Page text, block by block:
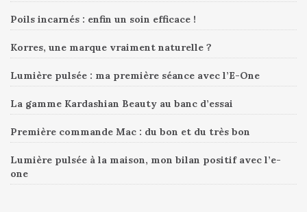
Poils incarnés : enfin un soin efficace !
Korres, une marque vraiment naturelle ?
Lumière pulsée : ma première séance avec l’E-One
La gamme Kardashian Beauty au banc d’essai
Première commande Mac : du bon et du très bon
Lumière pulsée à la maison, mon bilan positif avec l’e-
one